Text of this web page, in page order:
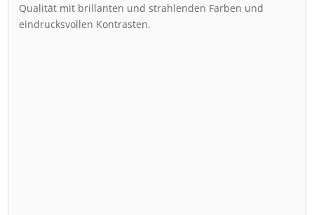
Qualität mit brillanten und strahlenden Farben und
eindrucksvollen Kontrasten.